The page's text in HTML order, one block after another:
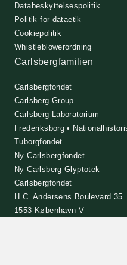
Databeskyttelsespolitik
Politik for dataetik
Cookiepolitik
Whistleblowerordning
Carlsbergfamilien
Carlsbergfondet
Carlsberg Group
Carlsberg Laboratorium
Frederiksborg •
Tuborgfondet
Ny Carlsbergfondet
Ny Carlsberg Glyptotek
Carlsbergfondet
H.C. Andersens Boulevard 35
1553 København V